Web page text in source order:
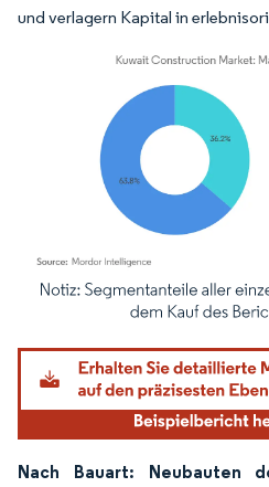
und verlagern Kapital in
Bild © Mordor Intelligence.
Nach Bauart: Neubauten